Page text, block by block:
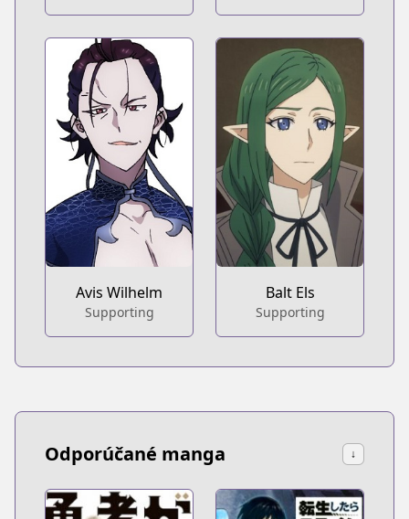
Avis Wilhelm
Supporting
Balt Els
Supporting
Odporúčané manga ↓